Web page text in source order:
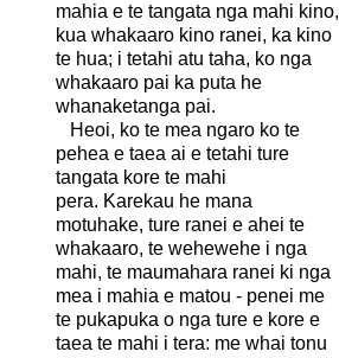
mahia e te tangata nga mahi kino,
kua whakaaro kino ranei, ka kino
te hua; i tetahi atu taha, ko nga
whakaaro pai ka puta he
whanaketanga pai.
Heoi, ko te mea ngaro ko te
pehea e taea ai e tetahi ture
tangata kore te mahi
pera. Karekau he mana
motuhake, ture ranei e ahei te
whakaaro, te wehewehe i nga
mahi, te maumahara ranei ki nga
mea i mahia e matou - penei me
te pukapuka o nga ture e kore e
taea te mahi i tera: me whai tonu